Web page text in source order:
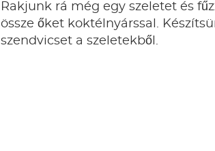
Rakjunk rá még egy szeletet és
össze őket koktélnyárssal.
szendvicset a szeletekből.